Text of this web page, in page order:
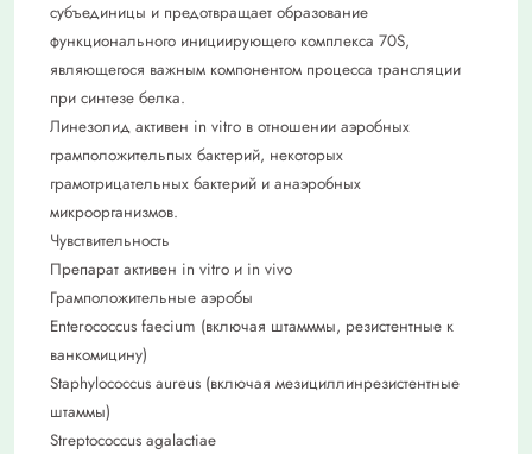
субъединицы и предотвращает образование
функционального инициирующего комплекса 70S,
являющегося важным компонентом процесса трансляции
при синтезе белка.
Линезолид активен in vitro в отношении аэробных
грамположительпых бактерий, некоторых
грамотрицательных бактерий и анаэробных
микроорганизмов.
Чувствительность
Препарат активен in vitro и in vivo
Грамположительные аэробы
Enterococcus faecium (включая штамммы, резистентные к
ванкомицину)
Staphylococcus aureus (включая мезициллинрезистентные
штаммы)
Streptococcus agalactiae